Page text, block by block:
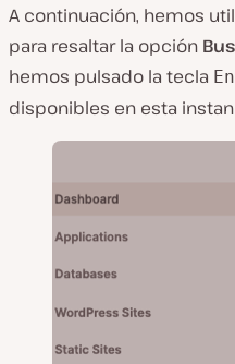
A continuación, hemos
para resaltar la opción
hemos pulsado la tecla
disponibles en esta